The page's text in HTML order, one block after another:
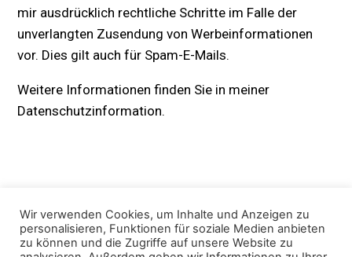
mir ausdrücklich rechtliche Schritte im Falle der
unverlangten Zusendung von Werbeinformationen
vor. Dies gilt auch für Spam-E-Mails.
Weitere Informationen finden Sie in meiner
Datenschutzinformation.
Wir verwenden Cookies, um Inhalte und Anzeigen zu
personalisieren, Funktionen für soziale Medien anbieten
zu können und die Zugriffe auf unsere Website zu